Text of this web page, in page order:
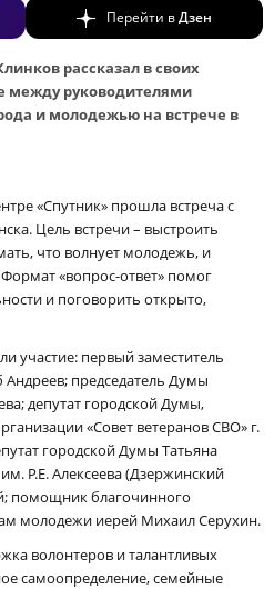
Перейти вДзен
рассказал в своих
между руководителями
и молодежью на встрече в
«Спутник» прошла встреча с
Цель встречи – выстроить
что волнует молодежь, и
«вопрос-ответ» помог
и поговорить открыто,
участие: первый заместитель
Андреев; председатель Думы
депутат городской Думы,
«Совет ветеранов СВО» г.
городской Думы Татьяна
Р.Е. Алексеева (Дзержинский
помощник благочинного
молодежи иерей Михаил Серухин.
волонтеров и талантливых
самоопределение, семейные